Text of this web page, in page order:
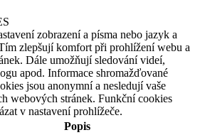
zobrazení a písma nebo jazyk a
zlepšují komfort při prohlížení webu a
Dále umožňují sledování videí,
apod. Informace shromažďované
jsou anonymní a nesledují vaše
webových stránek. Funkční cookies
v nastavení prohlížeče.
Popis